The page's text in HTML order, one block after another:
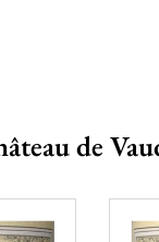
de